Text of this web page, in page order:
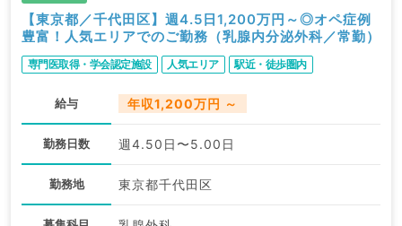
【東京都／千代田区】週4.5日1,200万円～◎オペ症例
豊富！人気エリアでのご勤務（乳腺内分泌外科／常勤）
専門医取得・学会認定施設 人気エリア 駅近・徒歩圏内
給与 年収1,200万円 ～
勤務日数 週4.50日〜5.00日
勤務地 東京都千代田区